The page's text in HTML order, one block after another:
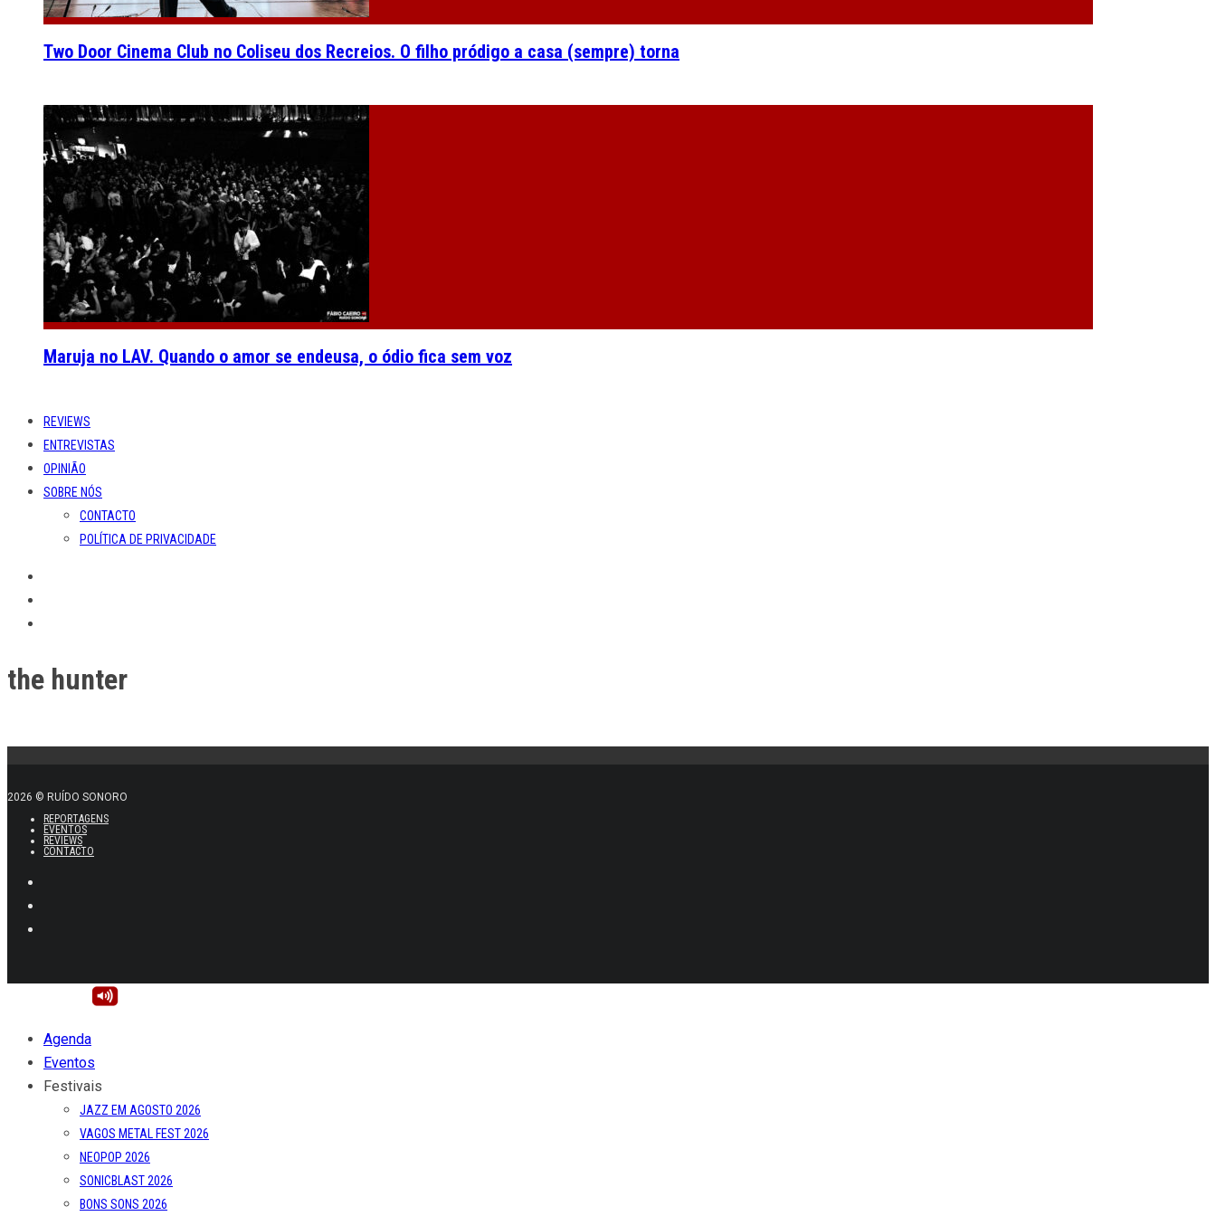
Two Door Cinema Club no Coliseu dos Recreios. O filho pródigo a casa (sempre) torna
Maruja no LAV. Quando o amor se endeusa, o ódio fica sem voz
REVIEWS
ENTREVISTAS
OPINIÃO
SOBRE NÓS
CONTACTO
POLÍTICA DE PRIVACIDADE
the hunter
2026 © RUÍDO SONORO
REPORTAGENS
EVENTOS
REVIEWS
CONTACTO
Agenda
Eventos
Festivais
JAZZ EM AGOSTO 2026
VAGOS METAL FEST 2026
NEOPOP 2026
SONICBLAST 2026
BONS SONS 2026